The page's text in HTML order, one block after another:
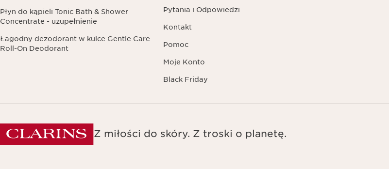
Płyn do kąpieli Tonic Bath & Shower
Concentrate - uzupełnienie
Łagodny dezodorant w kulce Gentle Care
Roll-On Deodorant
Pytania i Odpowiedzi
Kontakt
Pomoc
Moje Konto
Black Friday
Z miłości do skóry. Z troski o planetę.